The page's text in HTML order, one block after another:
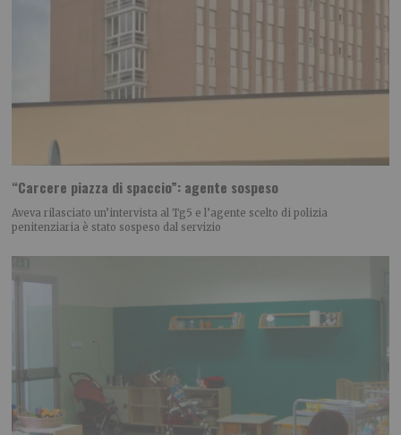
“Carcere piazza di spaccio”: agente sospeso
Aveva rilasciato un’intervista al Tg5 e l’agente scelto di polizia
penitenziaria è stato sospeso dal servizio